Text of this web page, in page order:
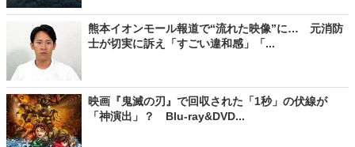
熊本イオンモール報道で“流れた映像”に… 元消防
士が切実に訴え「すごい違和感」「...
映画『鬼滅の刃』で回収された「1秒」の伏線が
「神演出」？ Blu-ray&DVD...